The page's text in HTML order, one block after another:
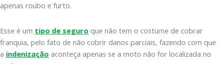
apenas roubo e furto.
Esse é um tipo de seguro que não tem o costume de cobrar
franquia, pelo fato de não cobrir danos parciais, fazendo com que
a indenização aconteça apenas se a moto não for localizada no